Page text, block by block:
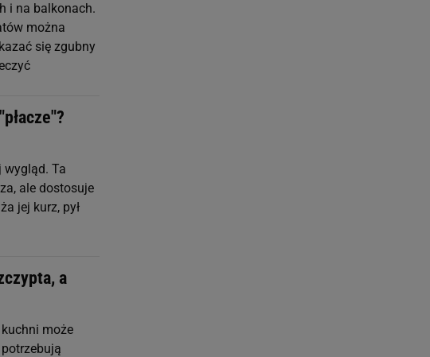
i na balkonach.
można
się zgubny
wygląd. Ta
ale dostosuje
jej kurz, pył
a
może